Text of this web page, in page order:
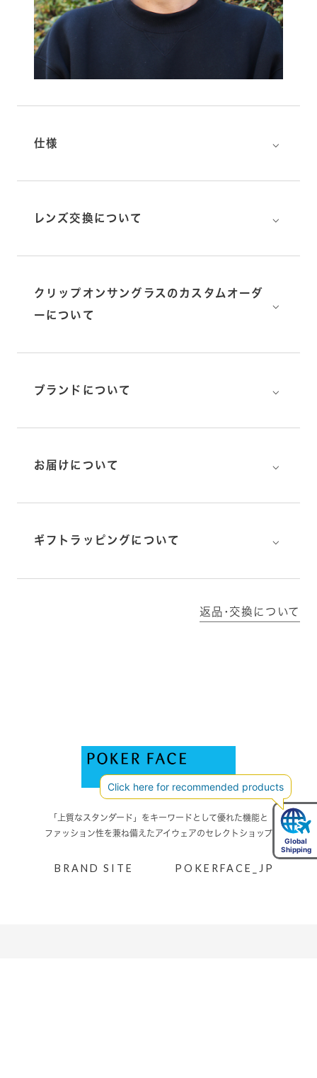
仕様 ⌵
レンズ交換について ⌵
クリップオンサングラスのカスタムオーダ
ーについて
⌵
ブランドについて ⌵
お届けについて ⌵
ギフトラッピングについて ⌵
返品･交換について
「上質なスタンダード」をキーワードとして優れた機能と
ファッション性を兼ね備えたアイウェアのセレクトショップ
BRAND SITE POKERFACE_JP